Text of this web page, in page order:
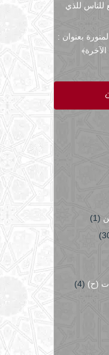
للناس للذي
بعنوان :
(1)
(ح) (4)